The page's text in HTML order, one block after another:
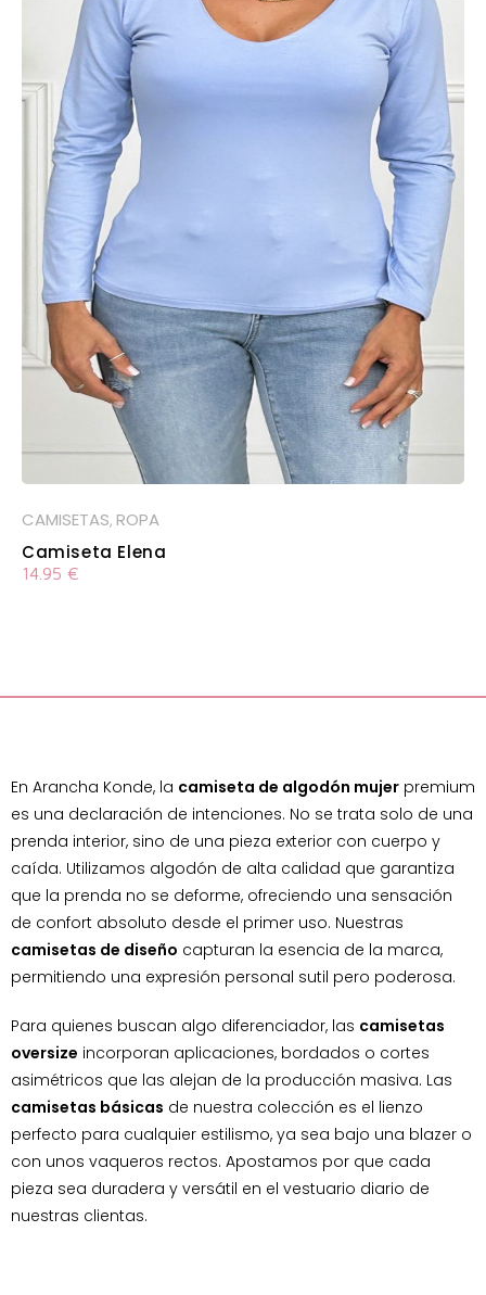
CAMISETAS, ROPA
Camiseta Elena
14.95 €
En Arancha Konde, la camiseta de algodón mujer premium
es una declaración de intenciones. No se trata solo de una
prenda interior, sino de una pieza exterior con cuerpo y
caída. Utilizamos algodón de alta calidad que garantiza
que la prenda no se deforme, ofreciendo una sensación
de confort absoluto desde el primer uso. Nuestras
camisetas de diseño capturan la esencia de la marca,
permitiendo una expresión personal sutil pero poderosa.
Para quienes buscan algo diferenciador, las camisetas
oversize incorporan aplicaciones, bordados o cortes
asimétricos que las alejan de la producción masiva. Las
camisetas básicas de nuestra colección es el lienzo
perfecto para cualquier estilismo, ya sea bajo una blazer o
con unos vaqueros rectos. Apostamos por que cada
pieza sea duradera y versátil en el vestuario diario de
nuestras clientas.